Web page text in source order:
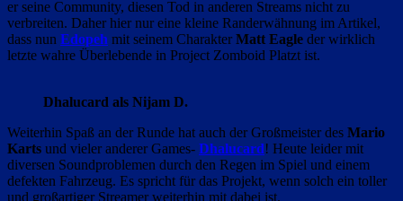
er seine Community, diesen Tod in anderen Streams nicht zu
verbreiten. Daher hier nur eine kleine Randerwähnung im Artikel,
dass nun Edopeh mit seinem Charakter Matt Eagle der wirklich
letzte wahre Überlebende in Project Zomboid Platzt ist.
Dhalucard als Nijam D.
Weiterhin Spaß an der Runde hat auch der Großmeister des Mario
Karts und vieler anderer Games- Dhalucard! Heute leider mit
diversen Soundproblemen durch den Regen im Spiel und einem
defekten Fahrzeug. Es spricht für das Projekt, wenn solch ein toller
und großartiger Streamer weiterhin mit dabei ist.